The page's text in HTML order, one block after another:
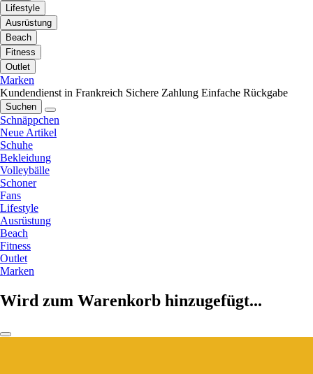
Lifestyle
Ausrüstung
Beach
Fitness
Outlet
Marken
Kundendienst in Frankreich Sichere Zahlung Einfache Rückgabe
Suchen
Schnäppchen
Neue Artikel
Schuhe
Bekleidung
Volleybälle
Schoner
Fans
Lifestyle
Ausrüstung
Beach
Fitness
Outlet
Marken
Wird zum Warenkorb hinzugefügt...